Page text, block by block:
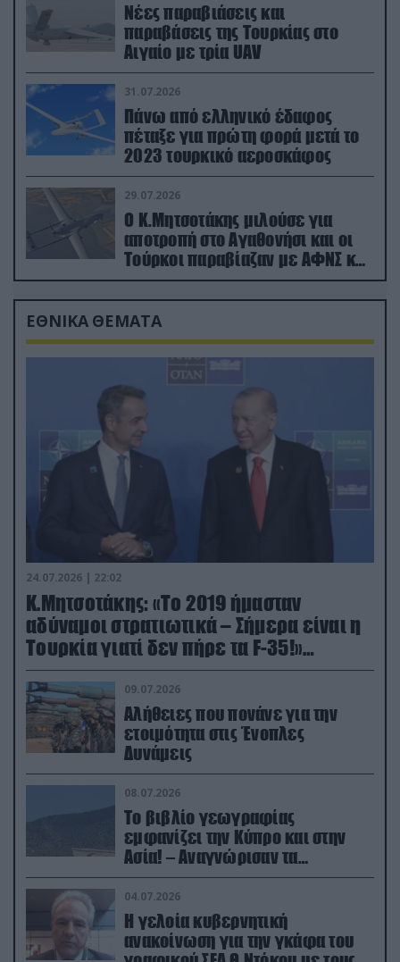
Νέες παραβιάσεις και
παραβάσεις της Τουρκίας στο
Αιγαίο με τρία UAV
31.07.2026
Πάνω από ελληνικό έδαφος
πέταξε για πρώτη φορά μετά το
2023 τουρκικό αεροσκάφος
29.07.2026
Ο Κ.Μητσοτάκης μιλούσε για
αποτροπή στο Αγαθονήσι και οι
Τούρκοι παραβίαζαν με ΑΦΝΣ και
drone
ΕΘΝΙΚΑ ΘΕΜΑΤΑ
24.07.2026 | 22:02
Κ.Μητσοτάκης: «Το 2019 ήμασταν
αδύναμοι στρατιωτικά – Σήμερα είναι η
Τουρκία γιατί δεν πήρε τα F-35!»
(βίντεο)
09.07.2026
Αλήθειες που πονάνε για την
ετοιμότητα στις Ένοπλες
Δυνάμεις
08.07.2026
Το βιβλίο γεωγραφίας
εμφανίζει την Κύπρο και στην
Ασία! – Αναγνώρισαν τα
κατεχόμενα; (φωτο)
04.07.2026
Η γελοία κυβερνητική
ανακοίνωση για την γκάφα του